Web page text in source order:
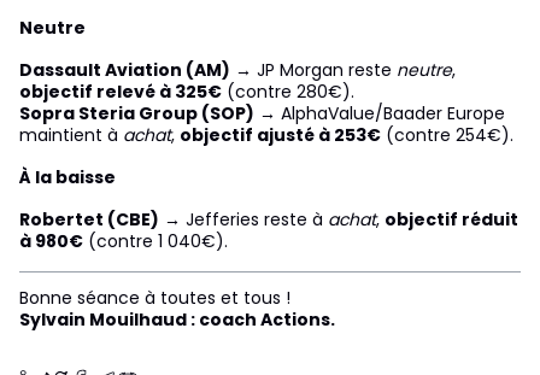
Neutre
Dassault Aviation (AM) → JP Morgan reste neutre,
objectif relevé à 325€ (contre 280€).
Sopra Steria Group (SOP) → AlphaValue/Baader Europe
maintient à achat, objectif ajusté à 253€ (contre 254€).
À la baisse
Robertet (CBE) → Jefferies reste à achat, objectif réduit
à 980€ (contre 1 040€).
Bonne séance à toutes et tous !
Sylvain Mouilhaud : coach Actions.